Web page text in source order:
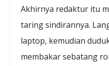
Akhirnya redaktur itu
taring sindirannya.
laptop, kemudian
membakar sebatang